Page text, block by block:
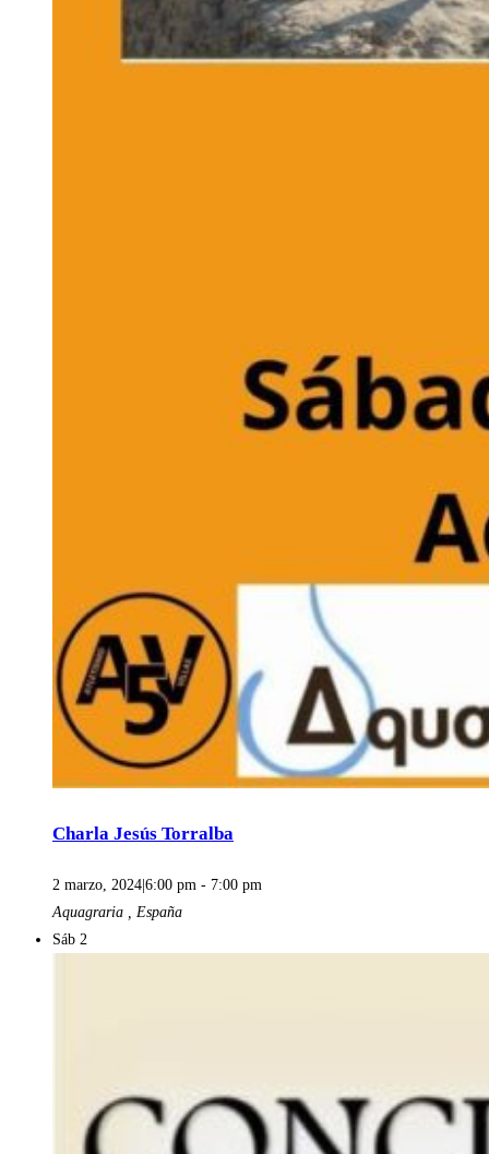
Charla Jesús Torralba
2 marzo, 2024|6:00 pm - 7:00 pm
Aquagraria , España
Sáb 2